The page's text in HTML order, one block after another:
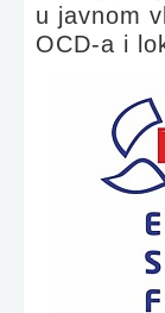
u javnom
OCD-a i